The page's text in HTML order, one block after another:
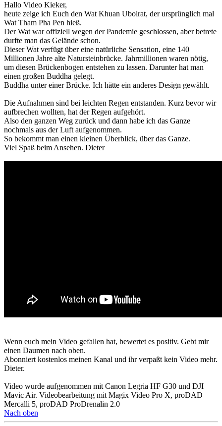
Hallo Video Kieker,
heute zeige ich Euch den Wat Khuan Ubolrat, der ursprünglich mal
Wat Tham Pha Pen hieß.
Der Wat war offiziell wegen der Pandemie geschlossen, aber betrete
durfte man das Gelände schon.
Dieser Wat verfügt über eine natürliche Sensation, eine 140
Millionen Jahre alte Natursteinbrücke. Jahrmillionen waren nötig,
um diesen Brückenbogen entstehen zu lassen. Darunter hat man
einen großen Buddha gelegt.
Buddha unter einer Brücke. Ich hätte ein anderes Design gewählt.
Die Aufnahmen sind bei leichten Regen entstanden. Kurz bevor wir
aufbrechen wollten, hat der Regen aufgehört.
Also den ganzen Weg zurück und dann habe ich das Ganze
nochmals aus der Luft aufgenommen.
So bekommt man einen kleinen Überblick, über das Ganze.
Viel Spaß beim Ansehen. Dieter
Wenn euch mein Video gefallen hat, bewertet es positiv. Gebt mir
einen Daumen nach oben.
Abonniert kostenlos meinen Kanal und ihr verpaßt kein Video mehr.
Dieter.
Video wurde aufgenommen mit Canon Legria HF G30 und DJI
Mavic Air. Videobearbeitung mit Magix Video Pro X, proDAD
Mercalli 5, proDAD ProDrenalin 2.0
Nach oben